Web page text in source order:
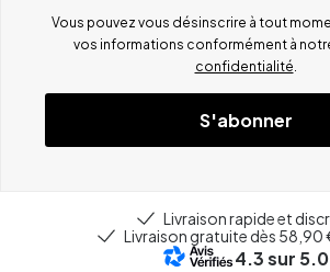
Vous pouvez vous désinscrire à tout
vos informations conformément à
confidentialité
S'abonner
Livraison rapide et
Livraison gratuite dès 58,90
4.3sur 5.0